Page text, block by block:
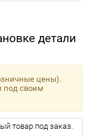
детали
цены).
под своим
товар под заказ.